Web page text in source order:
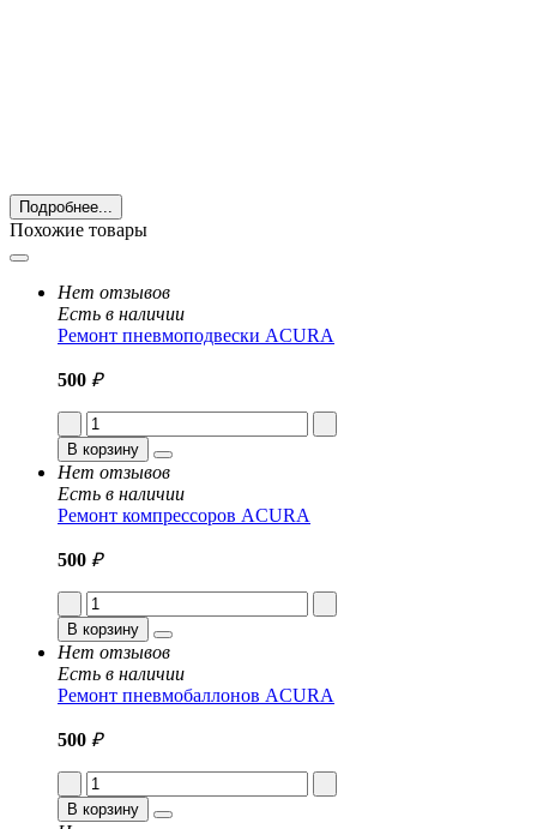
Подробнее...
Похожие товары
Нет отзывов
Есть в наличии
Ремонт пневмоподвески ACURA
500 ₽
В корзину
Нет отзывов
Есть в наличии
Ремонт компрессоров ACURA
500 ₽
В корзину
Нет отзывов
Есть в наличии
Ремонт пневмобаллонов ACURA
500 ₽
В корзину